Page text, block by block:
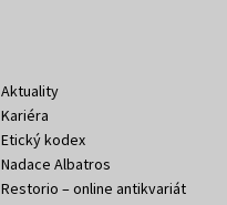
Aktuality
Kariéra
Etický kodex
Nadace Albatros
Restorio – online antikvariát